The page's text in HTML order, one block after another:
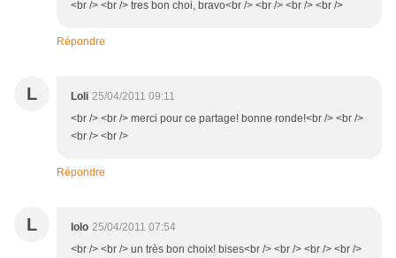
<br /> <br /> tres bon choi, bravo<br /> <br /> <br /> <br />
Répondre
L Loli 25/04/2011 09:11
<br /> <br /> merci pour ce partage! bonne ronde!<br /> <br />
<br /> <br />
Répondre
L lolo 25/04/2011 07:54
<br /> <br /> un très bon choix! bises<br /> <br /> <br /> <br />